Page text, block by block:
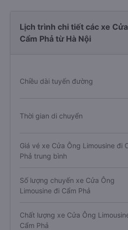
Lịch trình chi tiết các xe
Cẩm Phả từ Hà Nội
Chiều dài tuyến đường
Thời gian di chuyển
Giá vé xe Cửa Ông Limousine đi
Phả trung bình
Số lượng chuyến xe Cửa Ông
Limousine đi Cẩm Phả
Chất lượng xe Cửa Ông
Cẩm Phả